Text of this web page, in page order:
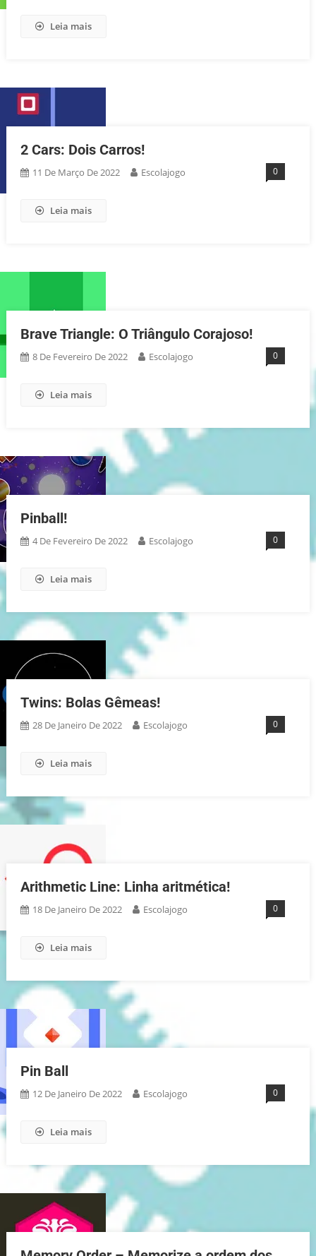
Leia mais
2 Cars: Dois Carros!
11 De Março De 2022 Escolajogo 0
Leia mais
Brave Triangle: O Triângulo Corajoso!
8 De Fevereiro De 2022 Escolajogo 0
Leia mais
Pinball!
4 De Fevereiro De 2022 Escolajogo 0
Leia mais
Twins: Bolas Gêmeas!
28 De Janeiro De 2022 Escolajogo 0
Leia mais
Arithmetic Line: Linha aritmética!
18 De Janeiro De 2022 Escolajogo 0
Leia mais
Pin Ball
12 De Janeiro De 2022 Escolajogo 0
Leia mais